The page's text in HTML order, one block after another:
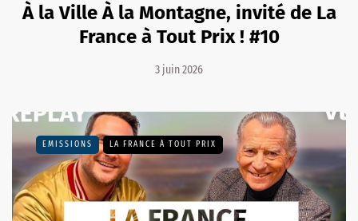
À la Ville À la Montagne, invité de La
France à Tout Prix ! #10
3 juin 2026
EMISSIONS LA FRANCE À TOUT PRIX